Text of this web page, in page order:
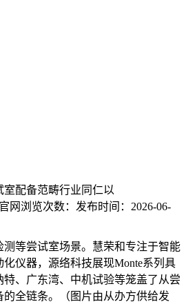
配备范畴行业同仁以
网 浏览次数： 发布时间： 2026-06-
等尝试室场景。慧荣和专注于智能
仪器，源络科技展现Monte系列具
、广东湾、中机试验等笼盖了从尝
全链条。（图片由从办方供给发